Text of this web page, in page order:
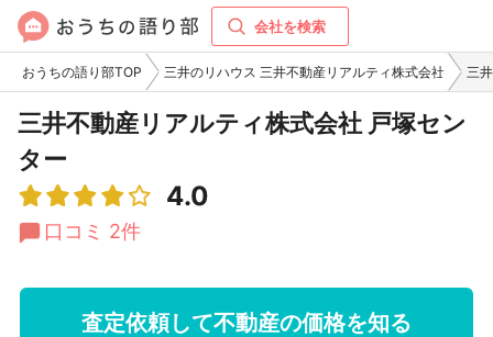
会社を検索
おうちの語り部TOP 三井のリハウス 三井不動産リアルティ株式会社 三
三井不動産リアルティ株式会社 戸塚セン
ター
4.0
口コミ 2件
査定依頼して不動産の価格を知る